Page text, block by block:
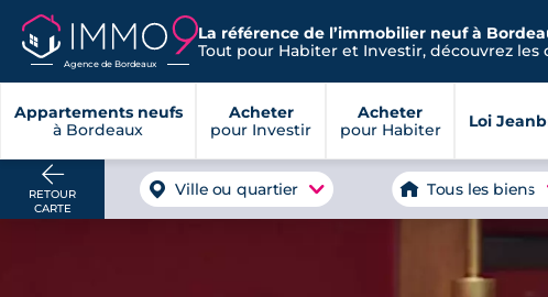
Agence de Bordeaux
La référence de l’immobilier neuf à
Tout pour Habiter et Investir, découvrez les
Appartements neufs
à Bordeaux
Acheter
pour Investir
Acheter
pour Habiter
Loi
RETOUR
CARTE
Ville ou quartier Tous les biens